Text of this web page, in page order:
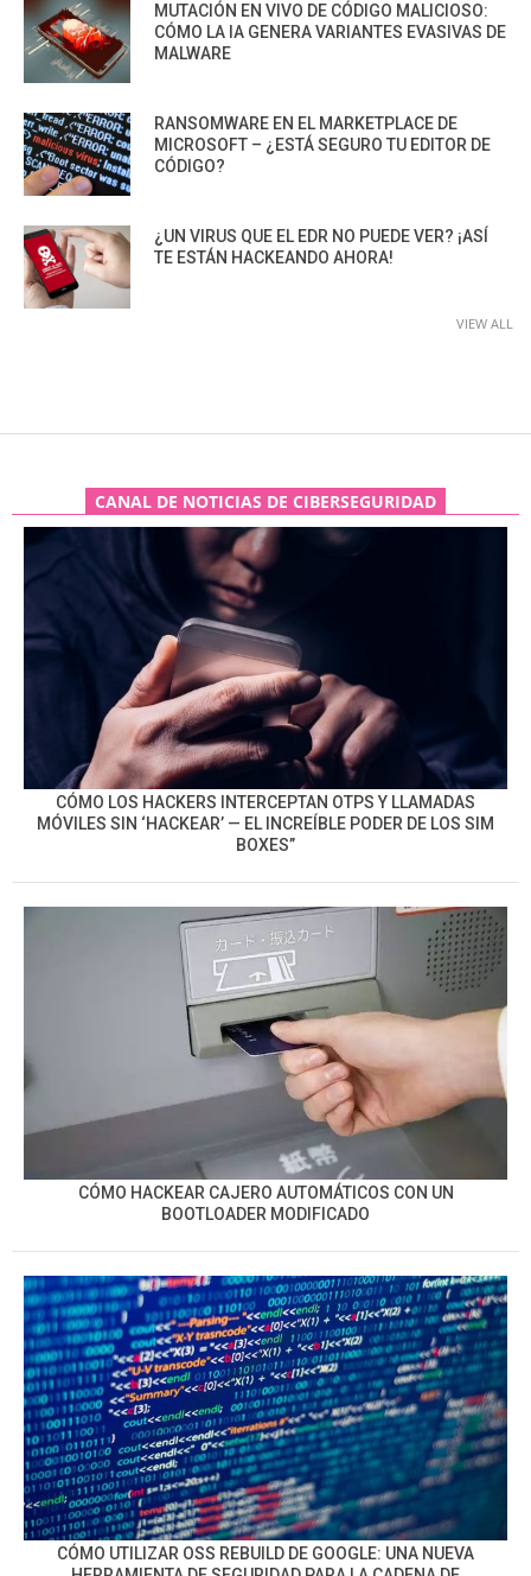
MUTACIÓN EN VIVO DE CÓDIGO MALICIOSO:
CÓMO LA IA GENERA VARIANTES EVASIVAS DE
MALWARE
RANSOMWARE EN EL MARKETPLACE DE
MICROSOFT – ¿ESTÁ SEGURO TU EDITOR DE
CÓDIGO?
¿UN VIRUS QUE EL EDR NO PUEDE VER? ¡ASÍ
TE ESTÁN HACKEANDO AHORA!
VIEW ALL
CANAL DE NOTICIAS DE CIBERSEGURIDAD
CÓMO LOS HACKERS INTERCEPTAN OTPS Y LLAMADAS
MÓVILES SIN ‘HACKEAR’ — EL INCREÍBLE PODER DE LOS SIM
BOXES”
CÓMO HACKEAR CAJERO AUTOMÁTICOS CON UN
BOOTLOADER MODIFICADO
CÓMO UTILIZAR OSS REBUILD DE GOOGLE: UNA NUEVA